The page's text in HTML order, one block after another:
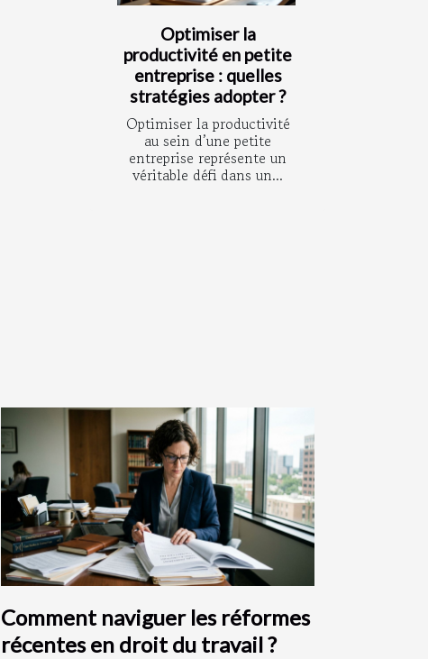
Optimiser la
productivité en petite
entreprise : quelles
stratégies adopter ?
Optimiser la productivité
au sein d’une petite
entreprise représente un
véritable défi dans un...
Comment naviguer les réformes
récentes en droit du travail ?